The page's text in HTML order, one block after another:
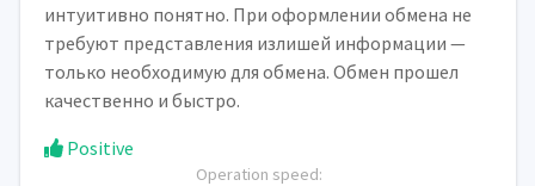
интуитивно понятно. При оформлении обмена не
требуют представления излишей информации —
только необходимую для обмена. Обмен прошел
качественно и быстро.
Positive
Operation speed: